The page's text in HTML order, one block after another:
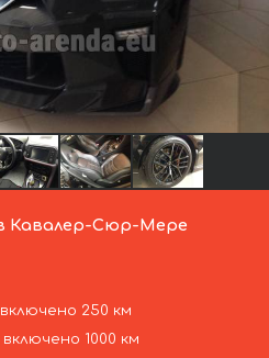
Кавалер-Сюр-Мере
250 км
включено 1000 км